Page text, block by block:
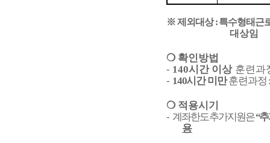
※제외대상:특수형태근
대상임
❍ 확인방법
- 140시간 이상 훈련과
- 140시간 미만 훈련과정
❍ 적용시기
- 계좌한도 추가지원은“추
용